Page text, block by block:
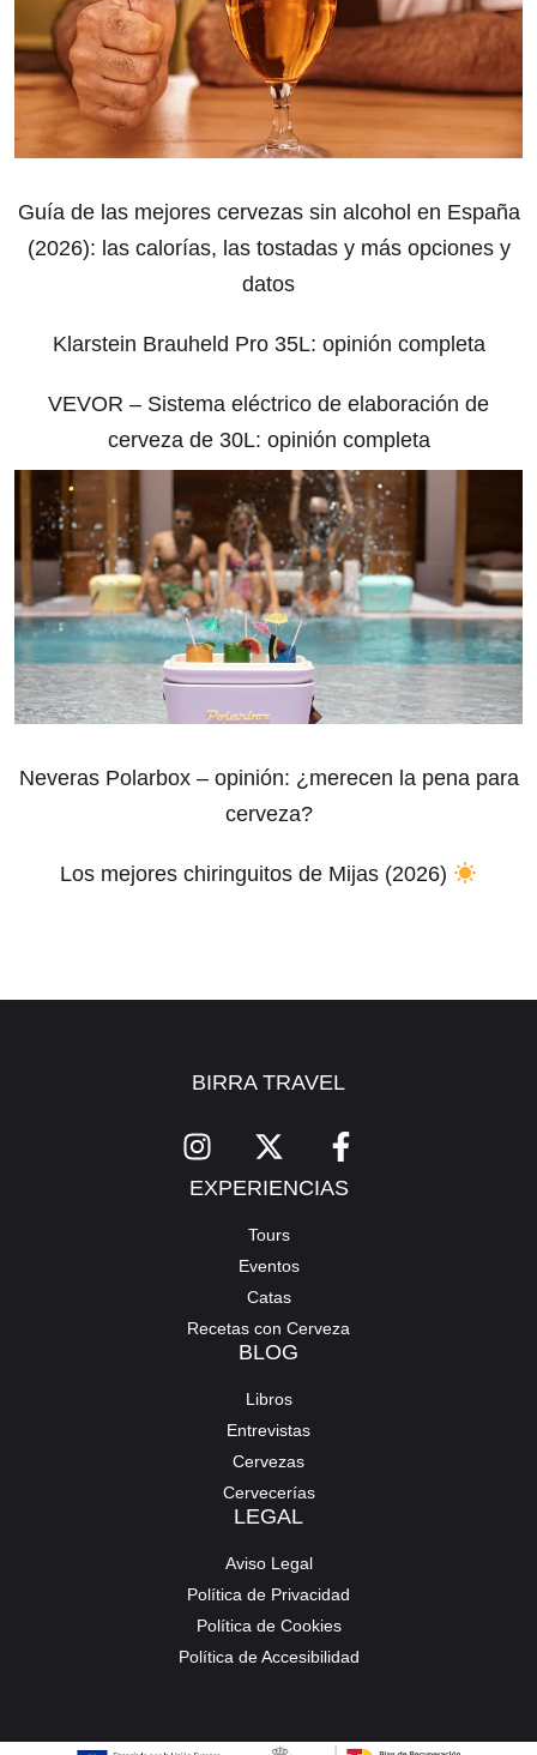
Guía de las mejores cervezas sin alcohol en España
(2026): las calorías, las tostadas y más opciones y
datos
Klarstein Brauheld Pro 35L: opinión completa
VEVOR – Sistema eléctrico de elaboración de
cerveza de 30L: opinión completa
Neveras Polarbox – opinión: ¿merecen la pena para
cerveza?
Los mejores chiringuitos de Mijas (2026)
BIRRA TRAVEL
EXPERIENCIAS
Tours
Eventos
Catas
Recetas con Cerveza
BLOG
Libros
Entrevistas
Cervezas
Cervecerías
LEGAL
Aviso Legal
Política de Privacidad
Política de Cookies
Política de Accesibilidad